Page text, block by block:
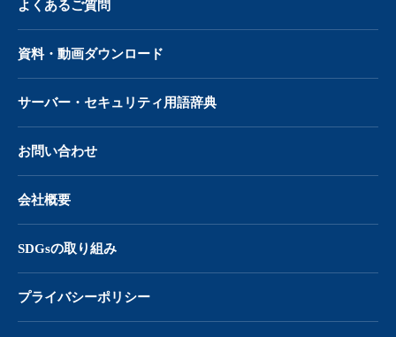
よくあるご質問
資料・動画ダウンロード
サーバー・ セキュリティ用語辞典
お問い合わせ
会社概要
SDGsの取り組み
プライバシーポリシー